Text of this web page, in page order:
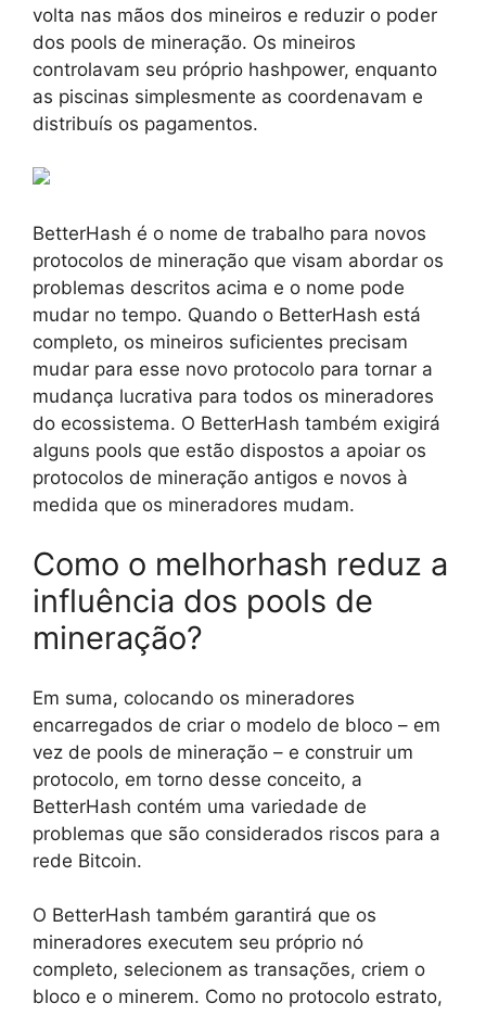
volta nas mãos dos mineiros e reduzir o poder
dos pools de mineração. Os mineiros
controlavam seu próprio hashpower, enquanto
as piscinas simplesmente as coordenavam e
distribuís os pagamentos.
BetterHash é o nome de trabalho para novos
protocolos de mineração que visam abordar os
problemas descritos acima e o nome pode
mudar no tempo. Quando o BetterHash está
completo, os mineiros suficientes precisam
mudar para esse novo protocolo para tornar a
mudança lucrativa para todos os mineradores
do ecossistema. O BetterHash também exigirá
alguns pools que estão dispostos a apoiar os
protocolos de mineração antigos e novos à
medida que os mineradores mudam.
Como o melhorhash reduz a
influência dos pools de
mineração?
Em suma, colocando os mineradores
encarregados de criar o modelo de bloco – em
vez de pools de mineração – e construir um
protocolo, em torno desse conceito, a
BetterHash contém uma variedade de
problemas que são considerados riscos para a
rede Bitcoin.
O BetterHash também garantirá que os
mineradores executem seu próprio nó
completo, selecionem as transações, criem o
bloco e o minerem. Como no protocolo estrato,